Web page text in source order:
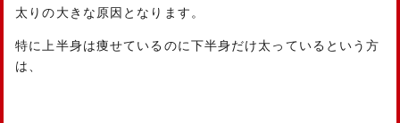
太りの大きな原因となります。
特に上半身は痩せているのに下半身だけ太っているという方
は、